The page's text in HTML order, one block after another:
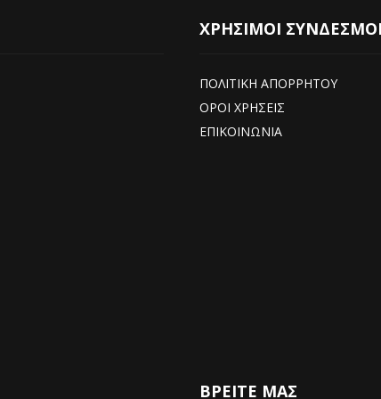
ΧΡΗΣΙΜΟΙ
ΠΟΛΙΤΙΚΗ ΑΠΟΡΡΗΤΟΥ
ΟΡΟΙ ΧΡΗΣΕΙΣ
ΕΠΙΚΟΙΝΩΝΙΑ
ΒΡΕΊΤΕ ΜΑΣ